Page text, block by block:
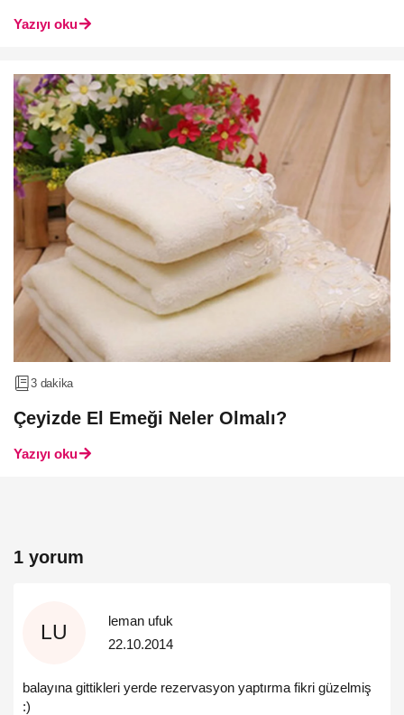
Yazıyı oku
3 dakika
Çeyizde El Emeği Neler Olmalı?
Yazıyı oku
1 yorum
LU
leman ufuk
22.10.2014
balayına gittikleri yerde rezervasyon yaptırma fikri güzelmiş
:)